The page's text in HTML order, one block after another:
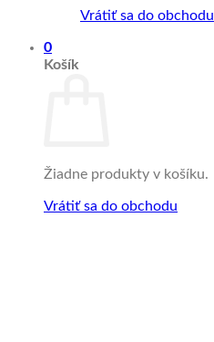
Vrátiť sa do obchodu
0
Košík
Žiadne produkty v košíku.
Vrátiť sa do obchodu